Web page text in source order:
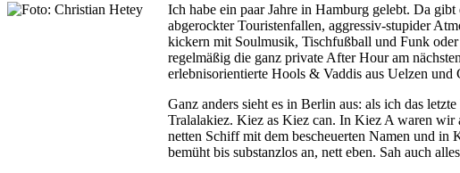
Ich habe ein paar Jahre in Hamburg gelebt. Da
abgerockter Touristenfallen, aggressiv-stupider
kickern mit Soulmusik, Tischfußball und Funk
regelmäßig die ganz private After Hour am
erlebnisorientierte Hools & Vaddis aus Uelzen
Ganz anders sieht es in Berlin aus: als ich das
Tralalakiez. Kiez as Kiez can. In Kiez A waren
netten Schiff mit dem bescheuerten Namen und
bemüht bis substanzlos an, nett eben. Sah auch